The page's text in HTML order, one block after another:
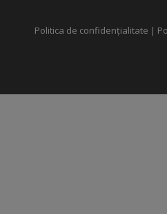
Politica de confidențialitate |